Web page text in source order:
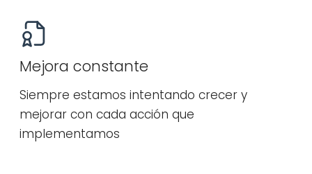
Mejora constante
Siempre estamos intentando crecer y
mejorar con cada acción que
implementamos